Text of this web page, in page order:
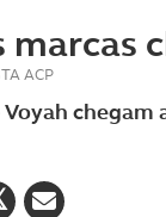
marcas
ACP
chegam